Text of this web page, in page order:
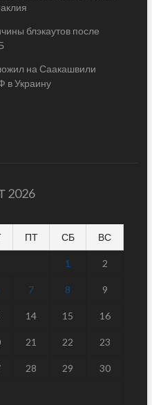
блэкаутов после
на Саакашвили
в Украину
2026
ПТ СБ ВС
1 2
7 8 9
14 15 16
21 22 23
28 29 30